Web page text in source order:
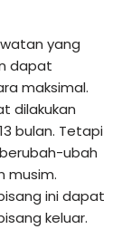
yang
dapat
maksimal.
dilakukan
bulan. Tetapi
ubah
musim.
ini dapat
keluar.